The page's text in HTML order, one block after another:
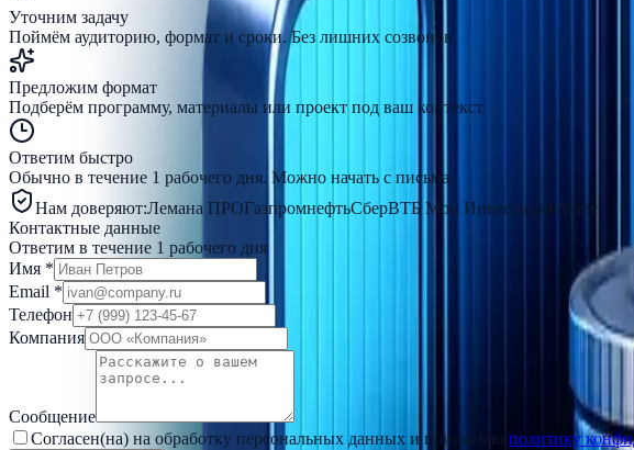
Уточним задачу
Поймём аудиторию, формат и сроки. Без лишних созвонов.
Предложим формат
Подберём программу, материалы или проект под ваш контекст.
Ответим быстро
Обычно в течение 1 рабочего дня. Можно начать с письма.
Нам доверяют:Лемана ПРОГазпромнефтьСберВТБ Мои Инвестиции Марс
Контактные данные
Ответим в течение 1 рабочего дня
Имя *
Email *
Телефон
Компания
Сообщение
Согласен(на) на обработку персональных данных и принимаю
политику